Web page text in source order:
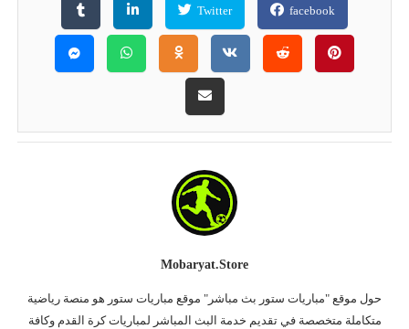
facebook
Twitter
Mobaryat.store
حول موقع "مباريات ستور بث مباشر" موقع مباريات ستور هو منصة رياضية
متكاملة متخصصة في تقديم خدمة البث المباشر لمباريات كرة القدم وكافة